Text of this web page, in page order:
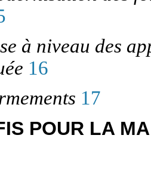
à niveau des
16
17
POUR LA